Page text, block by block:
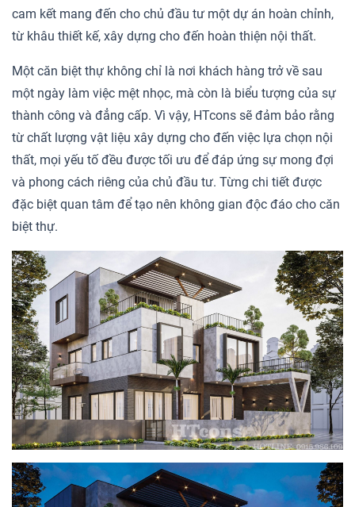
cam kết mang đến cho chủ đầu tư một dự án hoàn chỉnh,
từ khâu thiết kế, xây dựng cho đến hoàn thiện nội thất.
Một căn biệt thự không chỉ là nơi khách hàng trở về sau
một ngày làm việc mệt nhọc, mà còn là biểu tượng của sự
thành công và đẳng cấp. Vì vậy, HTcons sẽ đảm bảo rằng
từ chất lượng vật liệu xây dựng cho đến việc lựa chọn nội
thất, mọi yếu tố đều được tối ưu để đáp ứng sự mong đợi
và phong cách riêng của chủ đầu tư. Từng chi tiết được
đặc biệt quan tâm để tạo nên không gian độc đáo cho căn
biệt thự.